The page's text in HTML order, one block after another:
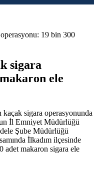
19 bin 300
sigara
ele
kaçak sigara operasyonunda
İl Emniyet Müdürlüğü
Şube Müdürlüğü
İlkadım ilçesinde
adet makaron sigara ele